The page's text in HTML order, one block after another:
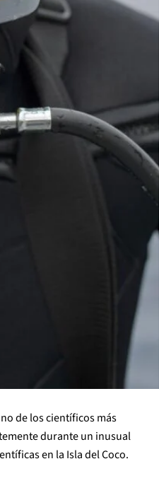
de los científicos más
durante un inusual
en la Isla del Coco.